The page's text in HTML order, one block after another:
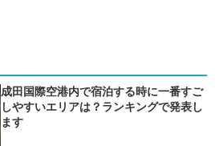
成田国際空港内で宿泊する時に一番すご
しやすいエリアは？ランキングで発表し
ます